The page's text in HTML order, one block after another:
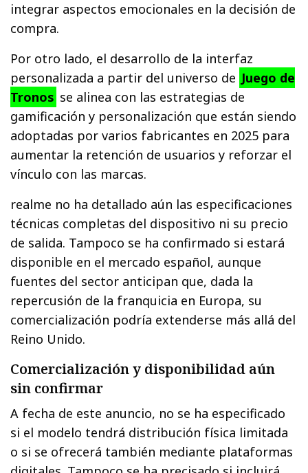
integrar aspectos emocionales en la decisión de
compra.
Por otro lado, el desarrollo de la interfaz
personalizada a partir del universo de Juego de
Tronos se alinea con las estrategias de
gamificación y personalización que están siendo
adoptadas por varios fabricantes en 2025 para
aumentar la retención de usuarios y reforzar el
vínculo con las marcas.
realme no ha detallado aún las especificaciones
técnicas completas del dispositivo ni su precio
de salida. Tampoco se ha confirmado si estará
disponible en el mercado español, aunque
fuentes del sector anticipan que, dada la
repercusión de la franquicia en Europa, su
comercialización podría extenderse más allá del
Reino Unido.
Comercialización y disponibilidad aún
sin confirmar
A fecha de este anuncio, no se ha especificado
si el modelo tendrá distribución física limitada
o si se ofrecerá también mediante plataformas